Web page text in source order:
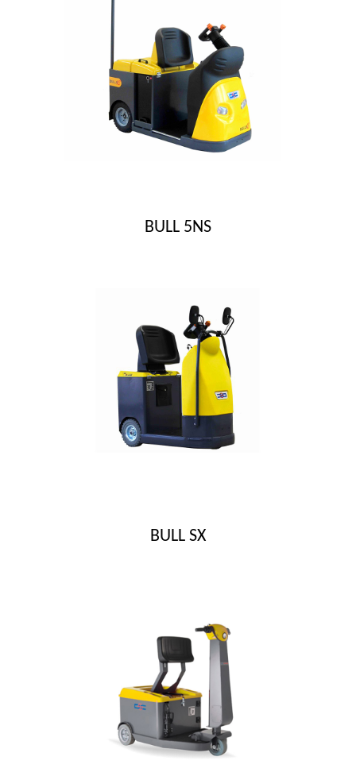
BULL 5NS
BULL SX